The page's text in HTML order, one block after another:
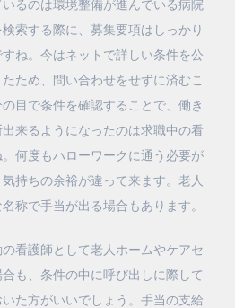
るのは環境整備が進んでいる病院
索する際に、募集要項はしっかり
ね。今はネットで詳しい条件を公
ため、問い合わせをせずに済むこ
目で条件を確認することで、働き
来るようになったのは求職中の看
何度もハローワークに通う必要が
持ちの余裕が違って来ます。老人
称で手当が出る場合もあります。
看護師として老人ホームやケアセ
も、条件の中に呼び出しに際して
た方がいいでしょう。手当の支給